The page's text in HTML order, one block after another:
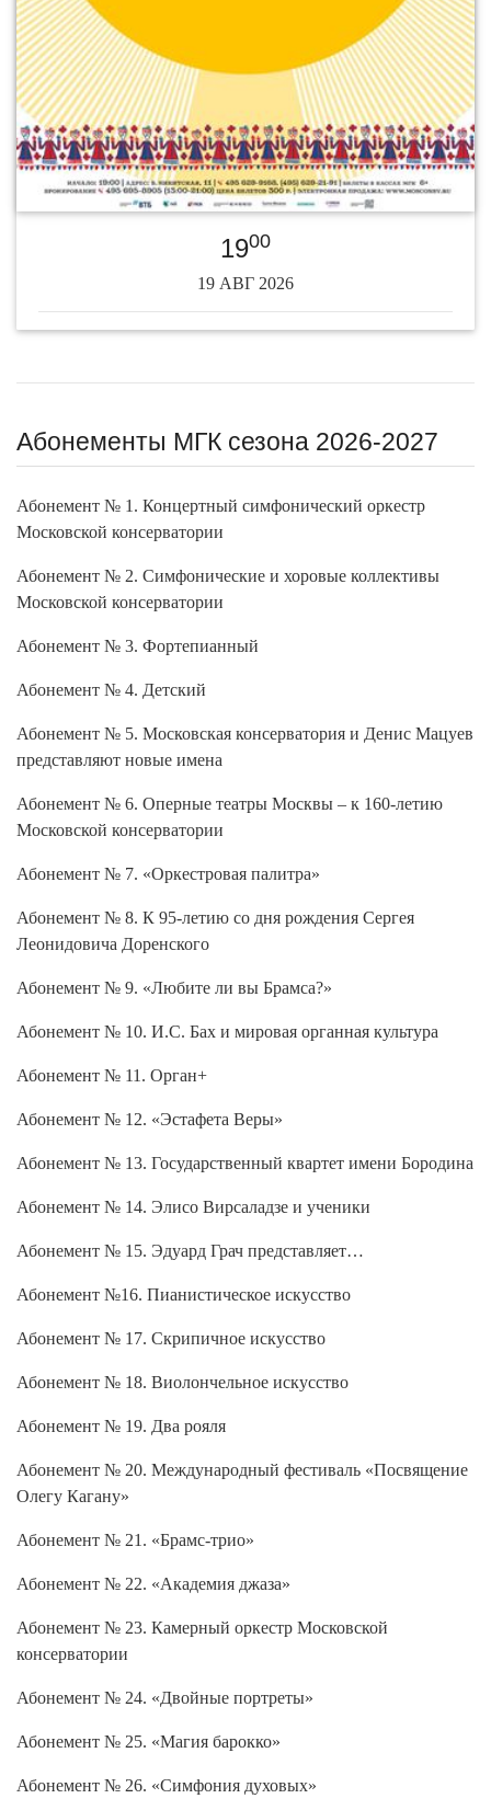
1900
19 АВГ 2026
Абонементы МГК сезона 2026-2027
Абонемент № 1. Концертный симфонический оркестр
Московской консерватории
Абонемент № 2. Симфонические и хоровые коллективы
Московской консерватории
Абонемент № 3. Фортепианный
Абонемент № 4. Детский
Абонемент № 5. Московская консерватория и Денис Мацуев
представляют новые имена
Абонемент № 6. Оперные театры Москвы – к 160-летию
Московской консерватории
Абонемент № 7. «Оркестровая палитра»
Абонемент № 8. К 95-летию со дня рождения Сергея
Леонидовича Доренского
Абонемент № 9. «Любите ли вы Брамса?»
Абонемент № 10. И.С. Бах и мировая органная культура
Абонемент № 11. Орган+
Абонемент № 12. «Эстафета Веры»
Абонемент № 13. Государственный квартет имени Бородина
Абонемент № 14. Элисо Вирсаладзе и ученики
Абонемент № 15. Эдуард Грач представляет…
Абонемент №16. Пианистическое искусство
Абонемент № 17. Скрипичное искусство
Абонемент № 18. Виолончельное искусство
Абонемент № 19. Два рояля
Абонемент № 20. Международный фестиваль «Посвящение
Олегу Кагану»
Абонемент № 21. «Брамс-трио»
Абонемент № 22. «Академия джаза»
Абонемент № 23. Камерный оркестр Московской
консерватории
Абонемент № 24. «Двойные портреты»
Абонемент № 25. «Магия барокко»
Абонемент № 26. «Симфония духовых»